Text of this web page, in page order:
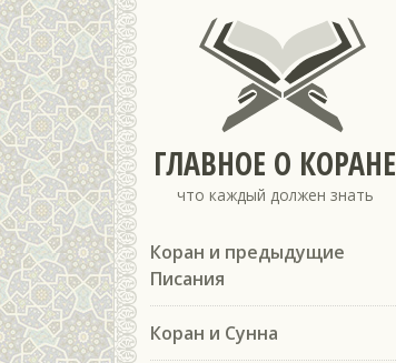
ГЛАВНОЕ О КОРАНЕ
что каждый должен знать
Коран и предыдущие
Писания
Коран и Сунна